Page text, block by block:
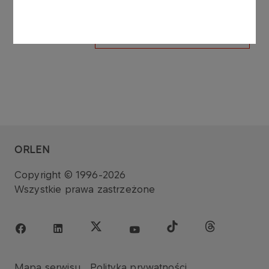
ORLEN
Copyright © 1996-2026
Wszystkie prawa zastrzeżone